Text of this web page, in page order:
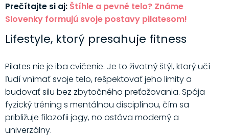
Prečítajte si aj: Štíhle a pevné telo? Známe
Slovenky formujú svoje postavy pilatesom!
Lifestyle, ktorý presahuje fitness
Pilates nie je iba cvičenie. Je to životný štýl, ktorý učí
ľudí vnímať svoje telo, rešpektovať jeho limity a
budovať silu bez zbytočného preťažovania. Spája
fyzický tréning s mentálnou disciplínou, čím sa
približuje filozofii jogy, no ostáva moderný a
univerzálny.